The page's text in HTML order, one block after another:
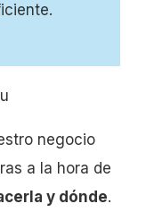
negocio
a la hora de
y dónde.